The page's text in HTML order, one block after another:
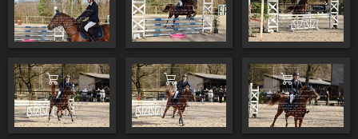
Ajouter au panier Ajouter au panier Ajouter au